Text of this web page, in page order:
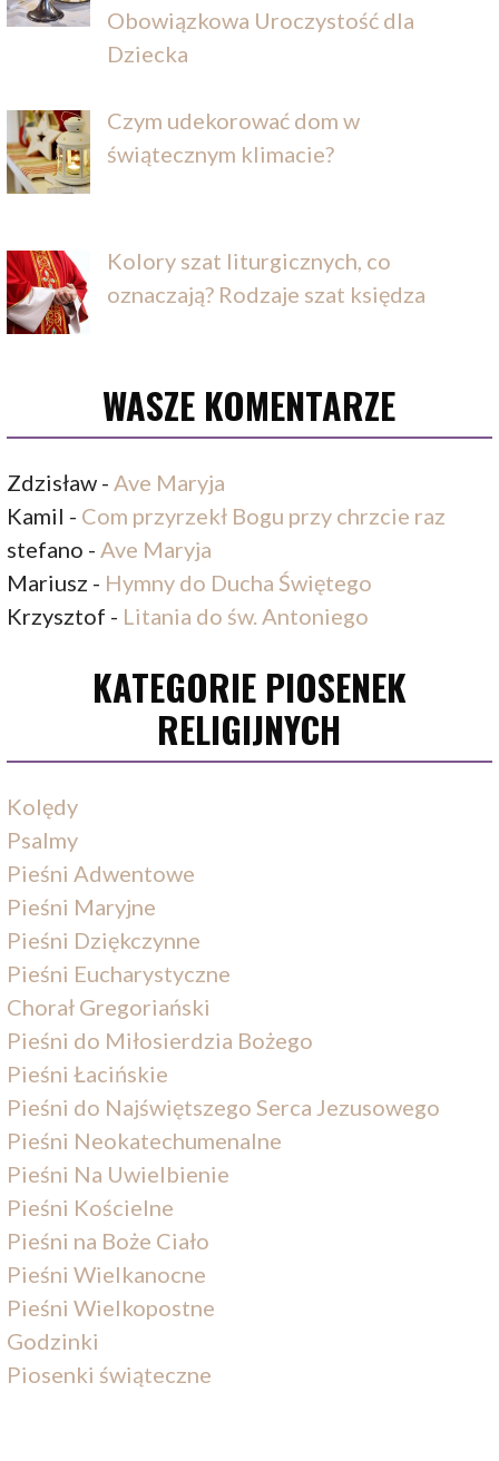
Obowiązkowa Uroczystość dla
Dziecka
Czym udekorować dom w
świątecznym klimacie?
Kolory szat liturgicznych, co
oznaczają? Rodzaje szat księdza
WASZE KOMENTARZE
Zdzisław -Ave Maryja
Kamil - Com przyrzekł Bogu przy chrzcie raz
stefano -Ave Maryja
Mariusz - Hymny do Ducha Świętego
Krzysztof - Litania do św. Antoniego
KATEGORIE PIOSENEK
RELIGIJNYCH
Kolędy
Psalmy
Pieśni Adwentowe
Pieśni Maryjne
Pieśni Dziękczynne
Pieśni Eucharystyczne
Chorał Gregoriański
Pieśni do Miłosierdzia Bożego
Pieśni Łacińskie
Pieśni do Najświętszego Serca Jezusowego
Pieśni Neokatechumenalne
Pieśni Na Uwielbienie
Pieśni Kościelne
Pieśni na Boże Ciało
Pieśni Wielkanocne
Pieśni Wielkopostne
Godzinki
Piosenki świąteczne